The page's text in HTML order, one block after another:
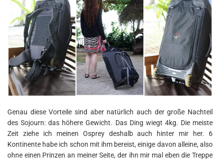
Genau diese Vorteile sind aber natürlich auch der große Nachteil
des Sojourn: das höhere Gewicht. Das Ding wiegt 4kg. Die meiste
Zeit ziehe ich meinen Osprey deshalb auch hinter mir her. 6
Kontinente habe ich schon mit ihm bereist, einige davon alleine, also
ohne einen Prinzen an meiner Seite, der ihn mir mal eben die Treppe